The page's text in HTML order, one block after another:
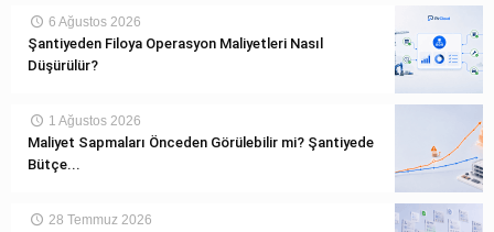
6 Ağustos 2026
Şantiyeden Filoya Operasyon Maliyetleri Nasıl
Düşürülür?
1 Ağustos 2026
Maliyet Sapmaları Önceden Görülebilir mi? Şantiyede
Bütçe...
28 Temmuz 2026